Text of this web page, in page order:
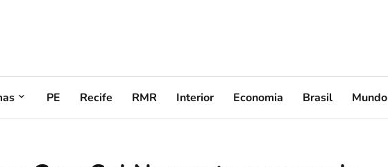
PE Recife RMR Interior Economia Brasil Mundo